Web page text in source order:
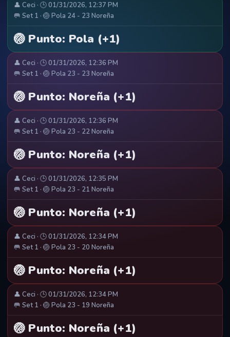
👤 Ceci · 🕒 01/31/2026, 12:37 PM
🥅 Set 1 · 🏐 Pola 24 - 23 Noreña
🏐 Punto: Pola (+1)
👤 Ceci · 🕒 01/31/2026, 12:36 PM
🥅 Set 1 · 🏐 Pola 23 - 23 Noreña
🏐 Punto: Noreña (+1)
👤 Ceci · 🕒 01/31/2026, 12:36 PM
🥅 Set 1 · 🏐 Pola 23 - 22 Noreña
🏐 Punto: Noreña (+1)
👤 Ceci · 🕒 01/31/2026, 12:35 PM
🥅 Set 1 · 🏐 Pola 23 - 21 Noreña
🏐 Punto: Noreña (+1)
👤 Ceci · 🕒 01/31/2026, 12:34 PM
🥅 Set 1 · 🏐 Pola 23 - 20 Noreña
🏐 Punto: Noreña (+1)
👤 Ceci · 🕒 01/31/2026, 12:34 PM
🥅 Set 1 · 🏐 Pola 23 - 19 Noreña
🏐 Punto: Noreña (+1)